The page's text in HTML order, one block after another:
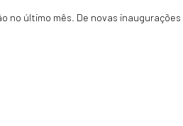
no último mês. De novas inaugurações